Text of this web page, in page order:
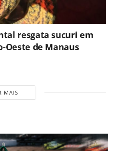
resgata sucuri em
Oeste de Manaus
MAIS